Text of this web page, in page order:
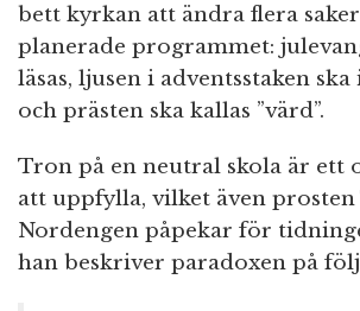
bett kyrkan att ändra flera
planerade programmet:
läsas, ljusen i adventsstaken
och prästen ska kallas ”värd”.
Tron på en neutral skola är ett
att uppfylla, vilket även
Nordengen påpekar för
han beskriver paradoxen på